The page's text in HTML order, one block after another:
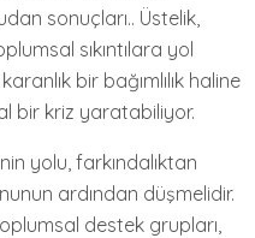
sonuçları.. Üstelik,
sıkıntılara yol
bir bağımlılık haline
bir kriz yaratabiliyor.
yolu, farkındalıktan
ardından düşmelidir.
destek grupları,